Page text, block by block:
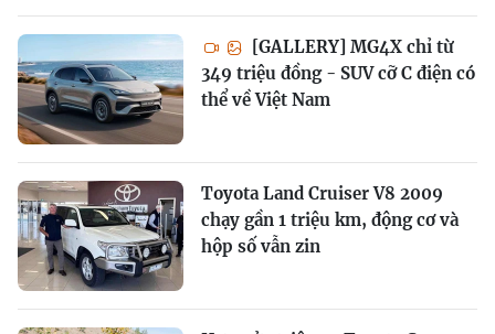
[GALLERY] MG4X chỉ từ
349 triệu đồng - SUV cỡ C điện có
thể về Việt Nam
Toyota Land Cruiser V8 2009
chạy gần 1 triệu km, động cơ và
hộp số vẫn zin